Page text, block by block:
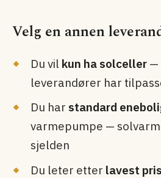
Velg en annen
Du vil kun ha solceller —
leverandører har
Du har standard
varmepumpe —
sjelden
Du leter etter lavest pris